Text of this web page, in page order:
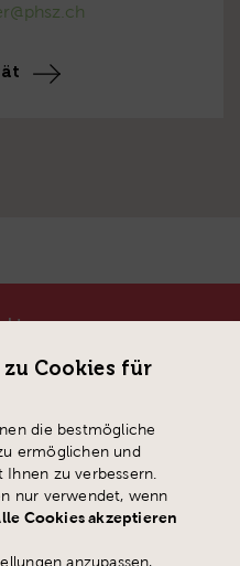
42
05 90
Cookies für
die bestmögliche
ermöglichen und
zu verbessern.
nur verwendet, wenn
Cookies akzeptieren
anzupassen,